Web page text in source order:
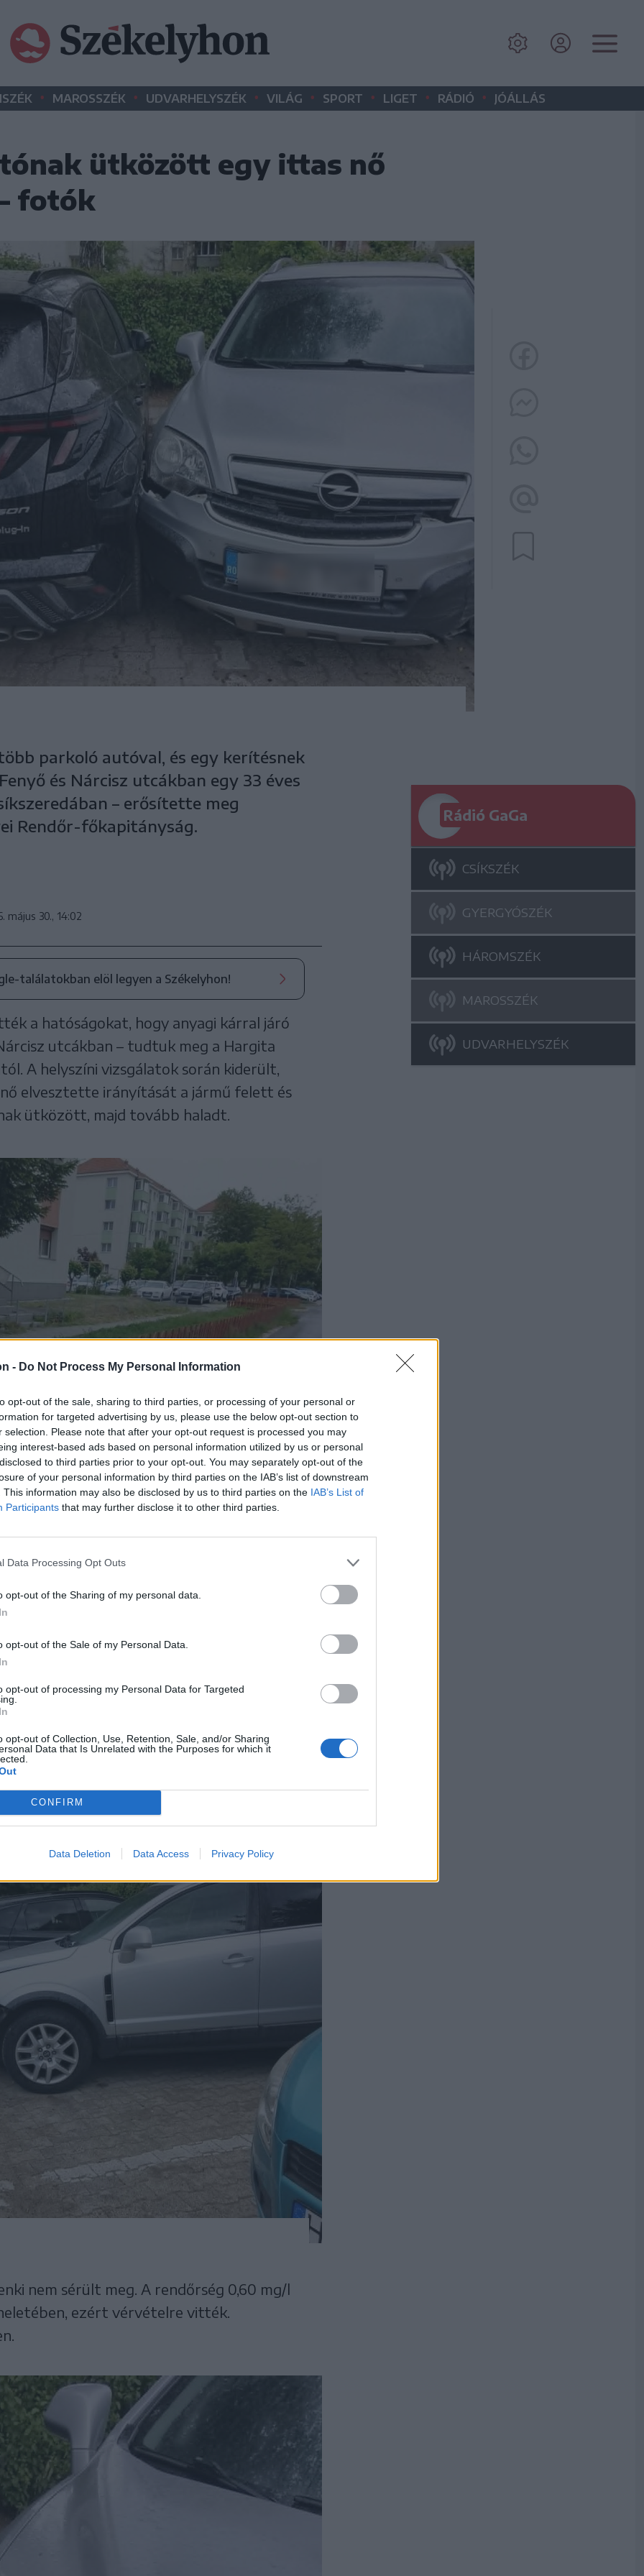
- Do Not Process My Personal Information
opt-out of the sale, sharing to third parties, or processing of your personal or
for targeted advertising by us, please use the below opt-out section to
selection. Please note that after your opt-out request is processed you may
interest-based ads based on personal information utilized by us or personal
to third parties prior to your opt-out. You may separately opt-out of the
of your personal information by third parties on the IAB’s list of downstream
This information may also be disclosed by us to third parties on the IAB’s List of
Participants that may further disclose it to other third parties.
Data Processing Opt Outs
opt-out of the Sharing of my personal data.
opt-out of the Sale of my Personal Data.
opt-out of processing my Personal Data for Targeted
opt-out of Collection, Use, Retention, Sale, and/or Sharing
Data that Is Unrelated with the Purposes for which it
CONFIRM
Data Deletion Data Access Privacy Policy
• MAROSSZÉK • UDVARHELYSZÉK • VILÁG • SPORT • LIGET • RÁDIÓ • JÓÁLLÁS
ütközött egy ittas nő
fotók
parkoló autóval, és egy kerítésnek
és Nárcisz utcákban egy 33 éves
– erősítette meg
Rendőr-főkapitányság.
május 30., 14:02
találatokban elöl legyen a Székelyhon!
a hatóságokat, hogy anyagi kárral járó
utcákban – tudtuk meg a Hargita
A helyszíni vizsgálatok során kiderült,
nő elvesztette irányítását a jármű felett és
ütközött, majd tovább haladt.
megfelelően és egy díszkerítésnek
ütközött, amely ennek hatására a
nem sérült meg. A rendőrség 0,60 mg/l
ezért vérvételre vitték.
Rádió GaGa
CSÍKSZÉK
GYERGYÓSZÉK
HÁROMSZÉK
MAROSSZÉK
UDVARHELYSZÉK